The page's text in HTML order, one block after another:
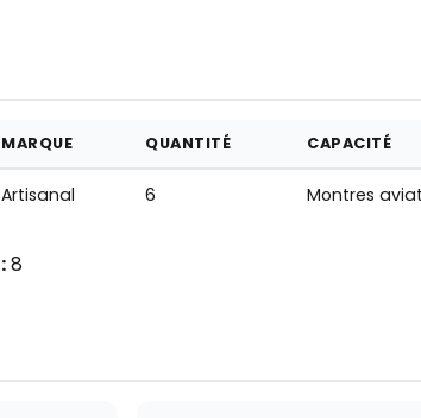
MARQUE QUANTITÉ CAPACITÉ
Artisanal 6 Montres
8